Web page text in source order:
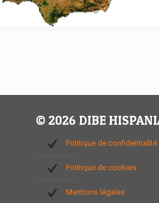
© 2026 DIBE
Politique de confidentialité
Politique de cookies
Mentions légales